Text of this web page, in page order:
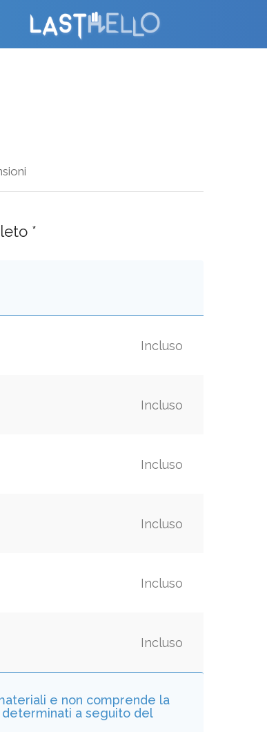
*
Incluso
Incluso
Incluso
Incluso
Incluso
Incluso
e non comprende la
determinati a seguito del